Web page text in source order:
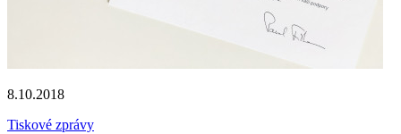
8.10.2018
Tiskové zprávy